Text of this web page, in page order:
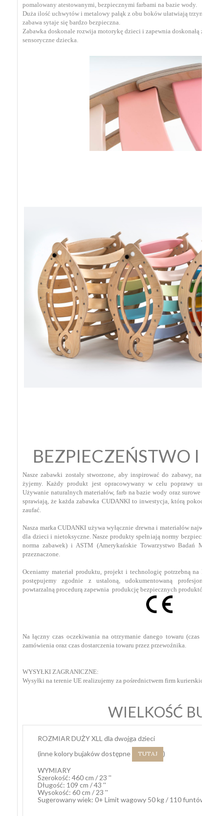
pomalowany atestowanymi, bezpiecznymi farbami na bazie wody.
Duża ilość uchwytów i metalowy pałąk z obu boków ułatwiają trzymanie
zabawa sytaje się bardzo bezpieczna.
Zabawka doskonale rozwija motorykę dzieci i zapewnia doskonałą
sensoryczne dziecka.
BEZPIECZEŃSTWO I
Nasze zabawki zostały stworzone, aby inspirować do zabawy, nauki
żyjemy. Każdy produkt jest opracowywany w celu poprawy
Używanie naturalnych materiałów, farb na bazie wody oraz surowe
sprawiają, że każda zabawka CUDANKI to inwestycja, którą
zaufać.
Nasza marka CUDANKI używa wyłącznie drewna i materiałów
dla dzieci i nietoksyczne. Nasze produkty spełniają normy
norma zabawek) i ASTM (Amerykańskie Towarzystwo Badań
przeznaczone.
Oceniamy materiał produktu, projekt i technologię potrzebną na
postępujemy zgodnie z ustaloną, udokumentowaną
powtarzalną procedurą zapewnia produkcję bezpiecznych produktów o
Na łączny czas oczekiwania na otrzymanie danego towaru (czas
zamówienia oraz czas dostarczenia towaru przez przewoźnika.
WYSYŁKI ZAGRANICZNE:
Wysyłki na terenie UE realizujemy za pośrednictwem firm kurierskich
WIELKOŚĆ
ROZMIAR DUŻY XLL dla dwojga dzieci
(inne kolory bujaków dostępne
TUTAJ )
WYMIARY
Szerokość: 460 cm / 23 ''
Długość: 109 cm / 43 ''
Wysokość: 60 cm / 23 ''
Sugerowany wiek: 0+ Limit wagowy 50 kg / 110 funtów,